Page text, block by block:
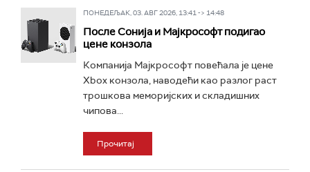
ПОНЕДЕЉАК, 03. АВГ 2026, 13:41 -> 14:48
После Сонија и Мајкрософт подигао
цене конзола
Компанија Мајкрософт повећала је цене
Xbox конзола, наводећи као разлог раст
трошкова меморијских и складишних
чипова...
Прочитај